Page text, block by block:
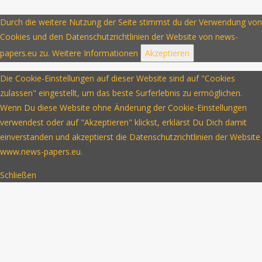
Durch die weitere Nutzung der Seite stimmst du der Verwendung von
Cookies und den Datenschutzrichtlinien der Website von news-
papers.eu zu. Weitere Informationen Akzeptieren
Die Cookie-Einstellungen auf dieser Website sind auf "Cookies
zulassen" eingestellt, um das beste Surferlebnis zu ermöglichen.
Wenn Du diese Website ohne Änderung der Cookie-Einstellungen
verwendest oder auf "Akzeptieren" klickst, erklärst Du Dich damit
einverstanden und akzeptierst die Datenschutzrichtlinien der Website
www.news-papers.eu.
Schließen